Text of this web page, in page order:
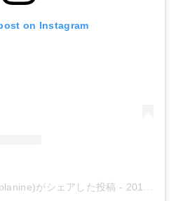
on Instagram
がシェアした投稿 - 2017年 8月月31日午後8時15分PDT